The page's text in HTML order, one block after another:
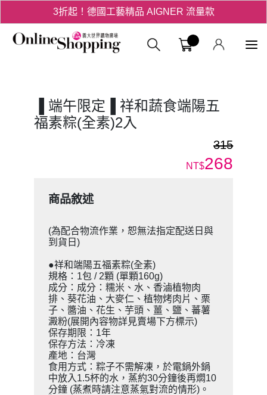
3折起！德國工藝精品 AIGNER 流量款
爸氣十足 - 父親節精選專區
用心愛你！七夕星選禮遇！
義大購物
▐ 端午限定▐ 祥和蔬食端陽五
福素粽(全素)2入
315
NT$268
商品敘述
(為配合物流作業，恕無法指定配送日與
到貨日)
●祥和端陽五福素粽(全素)
規格：1包 / 2顆 (單顆160g)
成分：成分：糯米、水、香滷植物肉
排、葵花油、大麥仁、植物烤肉片、栗
子、醬油、花生、芋頭、薑、鹽、蕃薯
澱粉(展開內容物詳見賣場下方標示)
保存期限：1年
保存方法：冷凍
產地：台灣
食用方式：粽子不需解凍，於電鍋外鍋
中放入1.5杯的水，蒸約30分鐘後再燜10
分鐘 (蒸煮時請注意蒸氣對流的情形)。